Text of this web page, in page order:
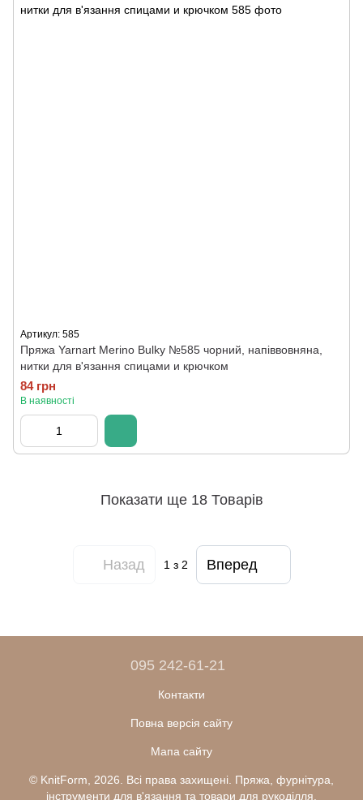
Артикул: 585
Пряжа Yarnart Merino Bulky №585 чорний, напіввовняна,
нитки для в'язання спицами и крючком
84 грн
В наявності
Показати ще 18 Товарів
Назад 1 з 2 Вперед
095 242-61-21
Контакти
Повна версія сайту
Мапа сайту
© KnitForm, 2026. Всі права захищені. Пряжа, фурнітура,
інструменти для в'язання та товари для рукоділля.